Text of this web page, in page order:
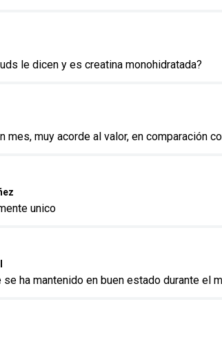
le dicen y es creatina monohidratada?
mes, muy acorde al valor, en comparación
unico
ha mantenido en buen estado durante el